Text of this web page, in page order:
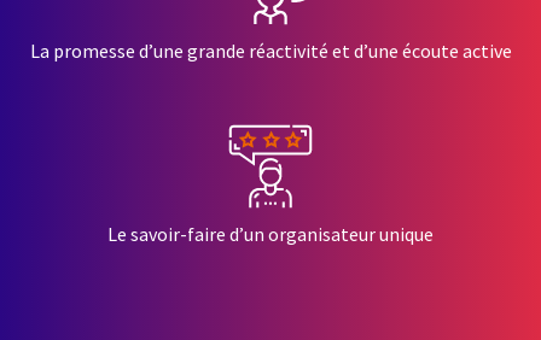
La promesse d’une grande réactivité et d’une écoute active
Le savoir-faire d’un organisateur unique